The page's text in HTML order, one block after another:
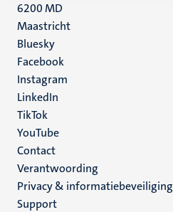
6200 MD
Maastricht
Social
media
Bluesky
Facebook
Instagram
LinkedIn
TikTok
YouTube
Menu
footer
(NL)
Contact
Verantwoording
Privacy & informatiebeveiliging
Support